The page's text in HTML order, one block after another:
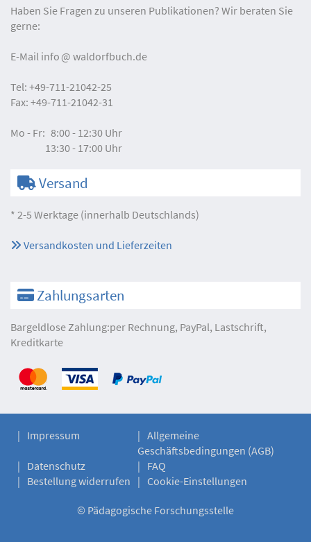
Haben Sie Fragen zu unseren Publikationen? Wir beraten Sie
gerne:
E-Mail info waldorfbuch.de
Tel: +49-711-21042-25
Fax: +49-711-21042-31
Mo - Fr: 8:00 - 12:30 Uhr
13:30 - 17:00 Uhr
Versand
* 2-5 Werktage (innerhalb Deutschlands)
Versandkosten und Lieferzeiten
Zahlungsarten
Bargeldlose Zahlung:per Rechnung, PayPal, Lastschrift,
Kreditkarte
Impressum
Allgemeine
Geschäftsbedingungen (AGB)
Datenschutz
FAQ
Bestellung widerrufen
Cookie-Einstellungen
© Pädagogische Forschungsstelle